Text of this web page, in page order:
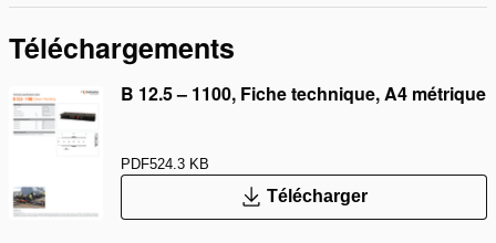
Téléchargements
B 12.5 – 1100, Fiche technique, A4 métrique
PDF524.3 KB
Télécharger